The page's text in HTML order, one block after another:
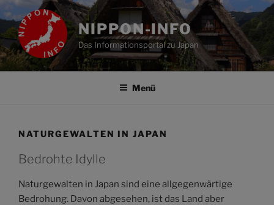
Zum
Inhalt
springen
NIPPON-INFO
Das Informationsportal zu Japan
Menü
NATURGEWALTEN IN JAPAN
Bedrohte Idylle
Naturgewalten in Japan sind eine allgegenwärtige
Bedrohung. Davon abgesehen, ist das Land aber